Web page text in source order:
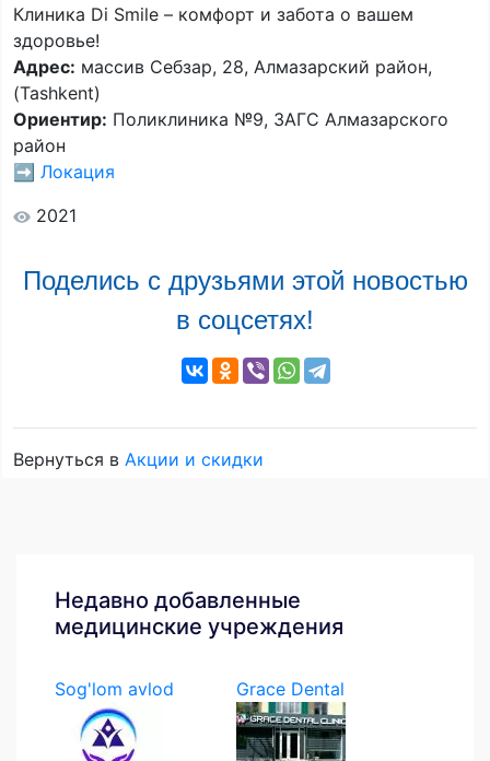
Клиника Di Smile – комфорт и забота о вашем
здоровье!
Адрес: массив Себзар, 28, Алмазарский район,
(Tashkent)
Ориентир: Поликлиника №9, ЗАГС Алмазарского
район
➡️ Локация
2021
Поделись с друзьями этой новостью
в соцсетях!
Вернуться в Акции и скидки
Недавно добавленные
медицинские учреждения
Sog'lom avlod Grace Dental